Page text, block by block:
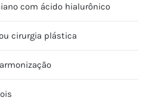
com ácido hialurônico
cirurgia plástica